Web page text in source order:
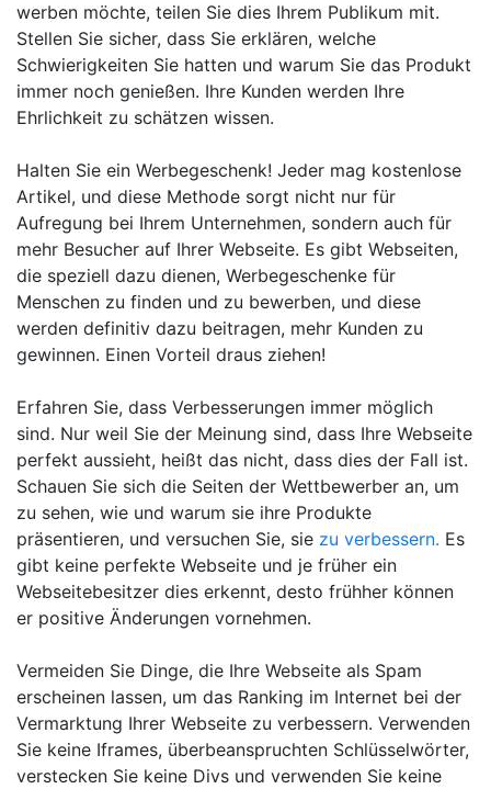
werben möchte, teilen Sie dies Ihrem Publikum mit.
Stellen Sie sicher, dass Sie erklären, welche
Schwierigkeiten Sie hatten und warum Sie das Produkt
immer noch genießen. Ihre Kunden werden Ihre
Ehrlichkeit zu schätzen wissen.
Halten Sie ein Werbegeschenk! Jeder mag kostenlose
Artikel, und diese Methode sorgt nicht nur für
Aufregung bei Ihrem Unternehmen, sondern auch für
mehr Besucher auf Ihrer Webseite. Es gibt Webseiten,
die speziell dazu dienen, Werbegeschenke für
Menschen zu finden und zu bewerben, und diese
werden definitiv dazu beitragen, mehr Kunden zu
gewinnen. Einen Vorteil draus ziehen!
Erfahren Sie, dass Verbesserungen immer möglich
sind. Nur weil Sie der Meinung sind, dass Ihre Webseite
perfekt aussieht, heißt das nicht, dass dies der Fall ist.
Schauen Sie sich die Seiten der Wettbewerber an, um
zu sehen, wie und warum sie ihre Produkte
präsentieren, und versuchen Sie, sie zu verbessern. Es
gibt keine perfekte Webseite und je früher ein
Webseitebesitzer dies erkennt, desto frühher können
er positive Änderungen vornehmen.
Vermeiden Sie Dinge, die Ihre Webseite als Spam
erscheinen lassen, um das Ranking im Internet bei der
Vermarktung Ihrer Webseite zu verbessern. Verwenden
Sie keine Iframes, überbeanspruchten Schlüsselwörter,
verstecken Sie keine Divs und verwenden Sie keine